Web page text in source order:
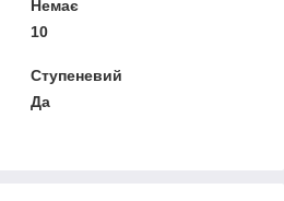
Немає
10
Ступеневий
Да